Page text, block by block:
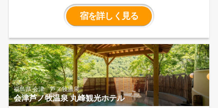
泉と多種の浴槽を楽しみ、常磐沖の魚
介類、福島の山の幸に舌鼓。心と体を
宿を詳しく見る
福島県 会津 芦ノ牧温泉
会津芦ノ牧温泉 丸峰観光ホテル